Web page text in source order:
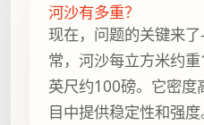
河沙有多重？
现在，问题的关键来
常，河沙每立方米约
英尺约100磅。它密度
目中提供稳定性和强